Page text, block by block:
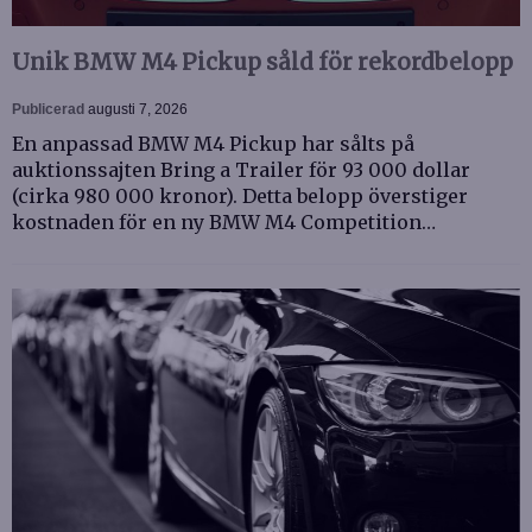
Unik BMW M4 Pickup såld för rekordbelopp
Publicerad augusti 7, 2026
En anpassad BMW M4 Pickup har sålts på
auktionssajten Bring a Trailer för 93 000 dollar
(cirka 980 000 kronor). Detta belopp överstiger
kostnaden för en ny BMW M4 Competition…